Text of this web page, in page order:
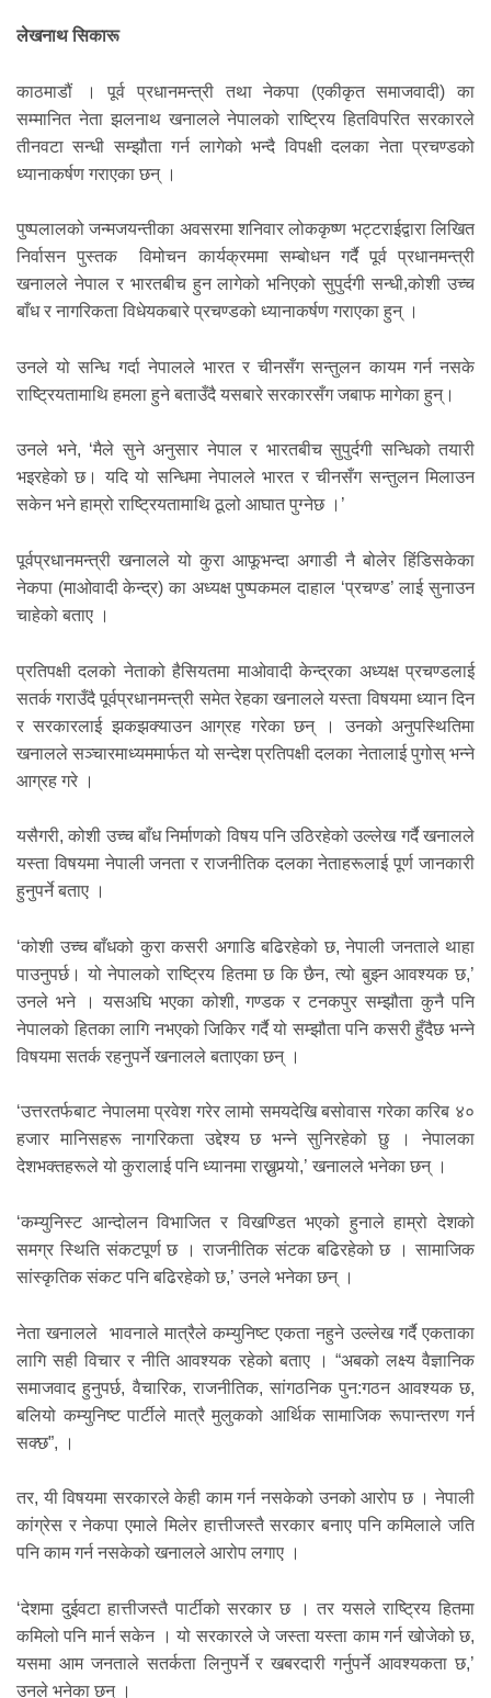
लेखनाथ सिकारू
काठमाडौं । पूर्व प्रधानमन्त्री तथा नेकपा (एकीकृत समाजवादी) का
सम्मानित नेता झलनाथ खनालले नेपालको राष्ट्रिय हितविपरित सरकारले
तीनवटा सन्धी सम्झौता गर्न लागेको भन्दै विपक्षी दलका नेता प्रचण्डको
ध्यानाकर्षण गराएका छन् ।
पुष्पलालको जन्मजयन्तीका अवसरमा शनिवार लोककृष्ण भट्टराईद्वारा लिखित
निर्वासन पुस्तक विमोचन कार्यक्रममा सम्बोधन गर्दै पूर्व प्रधानमन्त्री
खनालले नेपाल र भारतबीच हुन लागेको भनिएको सुपुर्दगी सन्धी,कोशी उच्च
बाँध र नागरिकता विधेयकबारे प्रचण्डको ध्यानाकर्षण गराएका हुन् ।
उनले यो सन्धि गर्दा नेपालले भारत र चीनसँग सन्तुलन कायम गर्न नसके
राष्ट्रियतामाथि हमला हुने बताउँदै यसबारे सरकारसँग जबाफ मागेका हुन्।
उनले भने, ‘मैले सुने अनुसार नेपाल र भारतबीच सुपुर्दगी सन्धिको तयारी
भइरहेको छ। यदि यो सन्धिमा नेपालले भारत र चीनसँग सन्तुलन मिलाउन
सकेन भने हाम्रो राष्ट्रियतामाथि ठूलो आघात पुग्नेछ ।’
पूर्वप्रधानमन्त्री खनालले यो कुरा आफूभन्दा अगाडी नै बोलेर हिंडिसकेका
नेकपा (माओवादी केन्द्र) का अध्यक्ष पुष्पकमल दाहाल ‘प्रचण्ड’ लाई सुनाउन
चाहेको बताए ।
प्रतिपक्षी दलको नेताको हैसियतमा माओवादी केन्द्रका अध्यक्ष प्रचण्डलाई
सतर्क गराउँदै पूर्वप्रधानमन्त्री समेत रेहका खनालले यस्ता विषयमा ध्यान दिन
र सरकारलाई झकझक्याउन आग्रह गरेका छन् । उनको अनुपस्थितिमा
खनालले सञ्चारमाध्यममार्फत यो सन्देश प्रतिपक्षी दलका नेतालाई पुगोस् भन्ने
आग्रह गरे ।
यसैगरी, कोशी उच्च बाँध निर्माणको विषय पनि उठिरहेको उल्लेख गर्दै खनालले
यस्ता विषयमा नेपाली जनता र राजनीतिक दलका नेताहरूलाई पूर्ण जानकारी
हुनुपर्ने बताए ।
‘कोशी उच्च बाँधको कुरा कसरी अगाडि बढिरहेको छ, नेपाली जनताले थाहा
पाउनुपर्छ। यो नेपालको राष्ट्रिय हितमा छ कि छैन, त्यो बुझ्न आवश्यक छ,’
उनले भने । यसअघि भएका कोशी, गण्डक र टनकपुर सम्झौता कुनै पनि
नेपालको हितका लागि नभएको जिकिर गर्दै यो सम्झौता पनि कसरी हुँदैछ भन्ने
विषयमा सतर्क रहनुपर्ने खनालले बताएका छन् ।
‘उत्तरतर्फबाट नेपालमा प्रवेश गरेर लामो समयदेखि बसोवास गरेका करिब ४०
हजार मानिसहरू नागरिकता उद्देश्य छ भन्ने सुनिरहेको छु । नेपालका
देशभक्तहरूले यो कुरालाई पनि ध्यानमा राख्नुपर्‍यो,’ खनालले भनेका छन् ।
‘कम्युनिस्ट आन्दोलन विभाजित र विखण्डित भएको हुनाले हाम्रो देशको
समग्र स्थिति संकटपूर्ण छ । राजनीतिक संटक बढिरहेको छ । सामाजिक
सांस्कृतिक संकट पनि बढिरहेको छ,’ उनले भनेका छन् ।
नेता खनालले भावनाले मात्रैले कम्युनिष्ट एकता नहुने उल्लेख गर्दै एकताका
लागि सही विचार र नीति आवश्यक रहेको बताए । “अबको लक्ष्य वैज्ञानिक
समाजवाद हुनुपर्छ, वैचारिक, राजनीतिक, सांगठनिक पुन:गठन आवश्यक छ,
बलियो कम्युनिष्ट पार्टीले मात्रै मुलुकको आर्थिक सामाजिक रूपान्तरण गर्न
सक्छ”, ।
तर, यी विषयमा सरकारले केही काम गर्न नसकेको उनको आरोप छ । नेपाली
कांग्रेस र नेकपा एमाले मिलेर हात्तीजस्तै सरकार बनाए पनि कमिलाले जति
पनि काम गर्न नसकेको खनालले आरोप लगाए ।
‘देशमा दुईवटा हात्तीजस्तै पार्टीको सरकार छ । तर यसले राष्ट्रिय हितमा
कमिलो पनि मार्न सकेन । यो सरकारले जे जस्ता यस्ता काम गर्न खोजेको छ,
यसमा आम जनताले सतर्कता लिनुपर्ने र खबरदारी गर्नुपर्ने आवश्यकता छ,’
उनले भनेका छन् ।